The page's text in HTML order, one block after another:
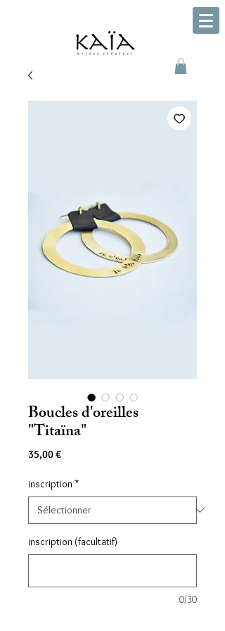
Boucles d'oreilles
"Titaïna"
35,00 €Prix
inscription *
inscription (facultatif)
0/30